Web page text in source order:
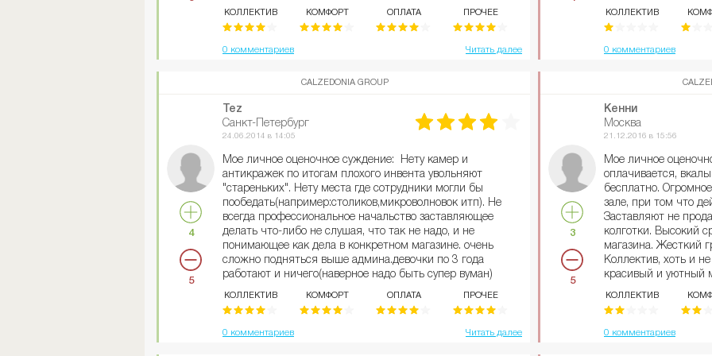
КОЛЛЕКТИВ КОМФОРТ ОПЛАТА ПРОЧЕЕ
0 комментариев Читать далее
CALZEDONIA GROUP
4
5
Tez
Санкт-Петербург
24.06.2014 в 14:05
Мое личное оценочное суждение: Нету камер и
антикражек по итогам плохого инвента увольняют
"стареньких". Нету места где сотрудники могли бы
пообедать(например:столиков,микроволновок итп). Не
всегда профессиональное начальство заставляющее
делать что-либо не слушая, что так не надо, и не
понимающее как дела в конкретном магазине. очень
сложно подняться выше админа.девочки по 3 года
работают и ничего(наверное надо быть супер вуман)
всём уже разбирается и знает что и как и со всеми
знаком. Многое пишут про то,что надо подходить ко
КОЛЛЕКТИВ КОМФОРТ ОПЛАТА ПРОЧЕЕ
0 комментариев Читать далее
облегчают жизнь и
Соответственно,
Прочитав
Ежеминутное
при посетителях на
будут сдерживать
полной. Нельзя
грязный стол с
за ним и обедай. Ни
отличаются друг от
ТК ), мой договор
почте через 2
другая в договоре,
надбавка. Привычка
магазин
мне жаловалась,
она молчит, дабы
относительно двери
музыку от которой
КОЛЛЕКТИВ
0 комментариев
3
5
Кенни
Москва
21.12.2016 в 15:56
Мое личное
оплачивается,
бесплатно.
зале, при том что
Заставляют не
колготки. Высокий
магазина. Жесткий
Коллектив, хоть и
красивый и уютный
КОЛЛЕКТИВ
0 комментариев